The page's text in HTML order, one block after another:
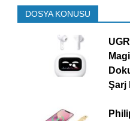
DOSYA KONUSU
Şarj